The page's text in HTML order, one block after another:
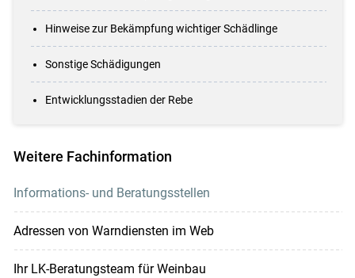
Hinweise zur Bekämpfung wichtiger Schädlinge
Sonstige Schädigungen
Entwicklungsstadien der Rebe
Weitere Fachinformation
Informations- und Beratungsstellen
Adressen von Warndiensten im Web
Ihr LK-Beratungsteam für Weinbau